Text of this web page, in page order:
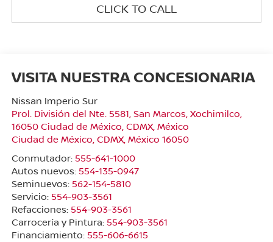
CLICK TO CALL
VISITA NUESTRA CONCESIONARIA
Nissan Imperio Sur
Prol. División del Nte. 5581, San Marcos, Xochimilco,
16050 Ciudad de México, CDMX, México
Ciudad de México, CDMX, México 16050
Conmutador: 555-641-1000
Autos nuevos: 554-135-0947
Seminuevos: 562-154-5810
Servicio: 554-903-3561
Refacciones: 554-903-3561
Carrocería y Pintura: 554-903-3561
Financiamiento: 555-606-6615